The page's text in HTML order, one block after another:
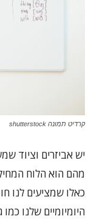
קרדיט תמונה shutterstock
יש אביזרים וציוד
מהם הוא הלוח
כאלו שמציעים לנו
היומיומיים שלנו